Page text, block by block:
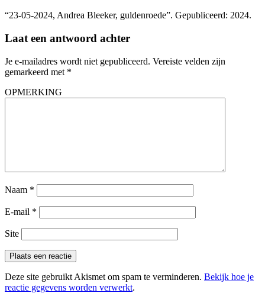
“23-05-2024, Andrea Bleeker, guldenroede”. Gepubliceerd: 2024.
Laat een antwoord achter
Je e-mailadres wordt niet gepubliceerd. Vereiste velden zijn
gemarkeerd met *
OPMERKING
Naam *
E-mail *
Site
Deze site gebruikt Akismet om spam te verminderen. Bekijk hoe je
reactie gegevens worden verwerkt.